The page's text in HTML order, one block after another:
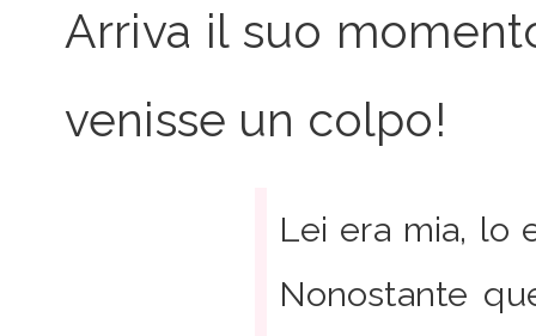
Arriva il suo
venisse un colpo!
Lei era mia, lo
Nonostante